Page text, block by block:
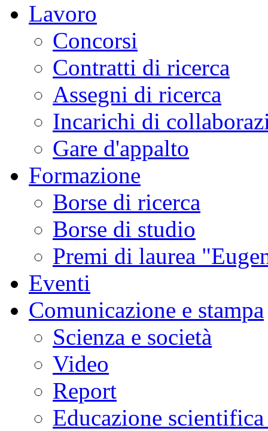
Lavoro
Concorsi
Contratti di ricerca
Assegni di ricerca
Incarichi di
Gare d'appalto
Formazione
Borse di ricerca
Borse di studio
Premi di laurea
Eventi
Comunicazione e stampa
Scienza e società
Video
Report
Educazione